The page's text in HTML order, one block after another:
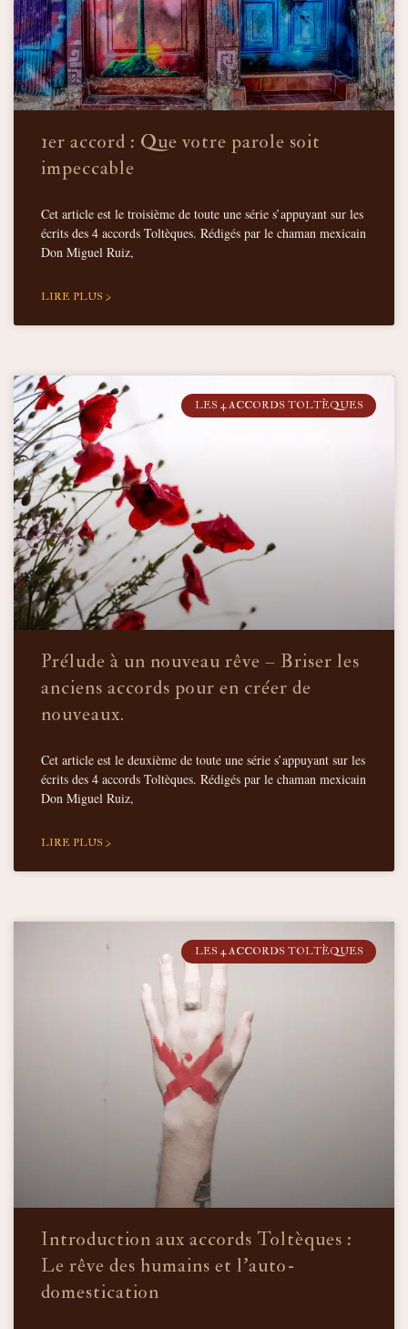
1er accord : Que votre parole soit
impeccable
Cet article est le troisième de toute une série s’appuyant sur les
écrits des 4 accords Toltèques. Rédigés par le chaman mexicain
Don Miguel Ruiz,
LIRE PLUS >
LES 4 ACCORDS TOLTÈQUES
Prélude à un nouveau rêve – Briser les
anciens accords pour en créer de
nouveaux.
Cet article est le deuxième de toute une série s’appuyant sur les
écrits des 4 accords Toltèques. Rédigés par le chaman mexicain
Don Miguel Ruiz,
LIRE PLUS >
LES 4 ACCORDS TOLTÈQUES
Introduction aux accords Toltèques :
Le rêve des humains et l’auto-
domestication